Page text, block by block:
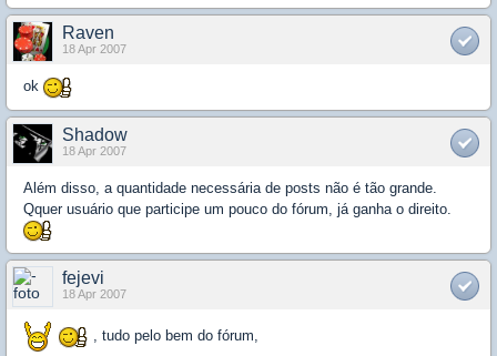
Raven
18 Apr 2007
ok
Shadow
18 Apr 2007
Além disso, a quantidade necessária de posts não é tão grande.
Qquer usuário que participe um pouco do fórum, já ganha o direito.
fejevi
18 Apr 2007
, tudo pelo bem do fórum,